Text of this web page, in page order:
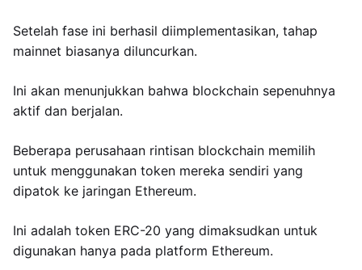
Setelah fase ini berhasil diimplementasikan, tahap
mainnet biasanya diluncurkan.
Ini akan menunjukkan bahwa blockchain sepenuhnya
aktif dan berjalan.
Beberapa perusahaan rintisan blockchain memilih
untuk menggunakan token mereka sendiri yang
dipatok ke jaringan Ethereum.
Ini adalah token ERC-20 yang dimaksudkan untuk
digunakan hanya pada platform Ethereum.